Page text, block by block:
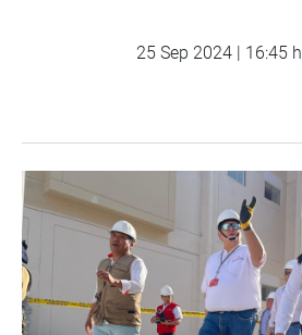
25 Sep 2024 | 16:45 h